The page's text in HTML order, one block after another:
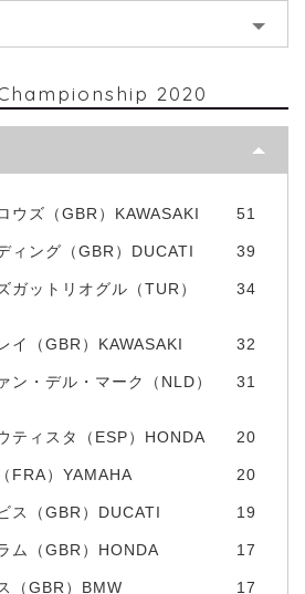
2020
ウズ（GBR）KAWASAKI 51
ィング（GBR）DUCATI 39
ガットリオグル（TUR）
34
イ（GBR）KAWASAKI 32
ン・デル・マーク（NLD）
31
ティスタ（ESP）HONDA 20
FRA）YAMAHA 20
ス（GBR）DUCATI 19
ム（GBR）HONDA 17
（GBR）BMW 17